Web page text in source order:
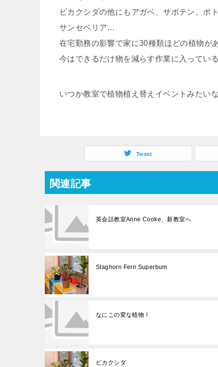
ビカクシダの他にもアガベ、サボテン、ポ
サンセベリア…
在宅勤務の影響で家に30種類ほどの植物が
今はできるだけ物を減らす作業に入ってい
いつか教室で植物植え替えイベントみたい
Tweet
関連記事
英会話教室Anne Cooke、新教室へ
Staghorn Fern Superbum
なにこの変な植物！
ビカクシダ